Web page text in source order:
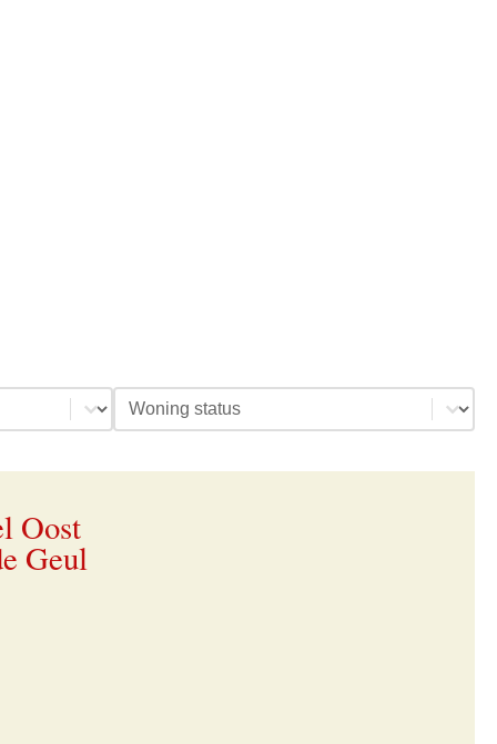
Select content
Oost
Geul